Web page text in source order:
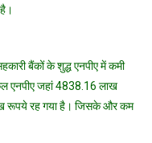
बैंकों के शुद्ध एनपीए में कमी
एनपीए जहां 4838.16 लाख
रूपये रह गया है। जिसके और कम